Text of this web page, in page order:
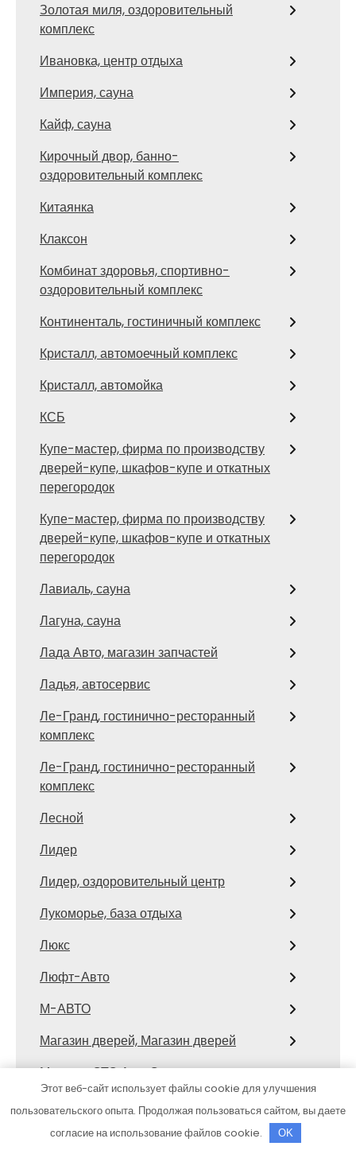
Золотая миля, оздоровительный
комплекс
Ивановка, центр отдыха
Империя, сауна
Кайф, сауна
Кирочный двор, банно-
оздоровительный комплекс
Китаянка
Клаксон
Комбинат здоровья, спортивно-
оздоровительный комплекс
Континенталь, гостиничный комплекс
Кристалл, автомоечный комплекс
Кристалл, автомойка
КСБ
Купе-мастер, фирма по производству
дверей-купе, шкафов-купе и откатных
перегородок
Купе-мастер, фирма по производству
дверей-купе, шкафов-купе и откатных
перегородок
Лавиаль, сауна
Лагуна, сауна
Лада Авто, магазин запчастей
Ладья, автосервис
Ле-Гранд, гостинично-ресторанный
комплекс
Ле-Гранд, гостинично-ресторанный
комплекс
Лесной
Лидер
Лидер, оздоровительный центр
Лукоморье, база отдыха
Люкс
Люфт-Авто
М-АВТО
Магазин дверей, Магазин дверей
Магазин СТО АвтоСтоп
Магнат, сауна
Магнат, сауна
Этот веб-сайт использует файлы cookie для улучшения
пользовательского опыта. Продолжая пользоваться сайтом, вы даете
согласие на использование файлов cookie.
OK